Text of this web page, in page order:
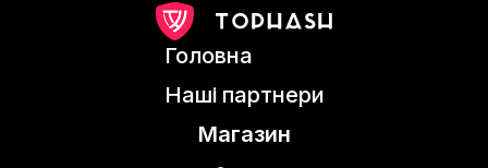
Головна
Наші партнери
Магазин